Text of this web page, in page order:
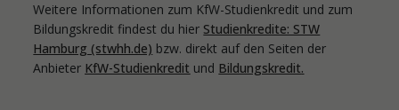
Weitere Informationen zum KfW-Studienkredit und zum
Bildungskredit findest du hier Studienkredite: STW
Hamburg (stwhh.de) bzw. direkt auf den Seiten der
Anbieter KfW-Studienkredit und Bildungskredit.